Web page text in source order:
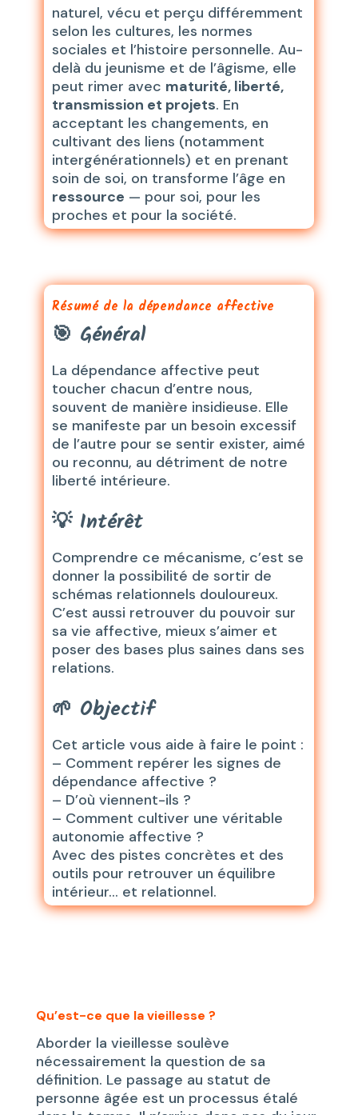
naturel, vécu et perçu différemment
selon les cultures, les normes
sociales et l’histoire personnelle. Au-
delà du jeunisme et de l’âgisme, elle
peut rimer avec maturité, liberté,
transmission et projets. En
acceptant les changements, en
cultivant des liens (notamment
intergénérationnels) et en prenant
soin de soi, on transforme l’âge en
ressource — pour soi, pour les
proches et pour la société.
Résumé de la dépendance affective
🎯 Général
La dépendance affective peut
toucher chacun d’entre nous,
souvent de manière insidieuse. Elle
se manifeste par un besoin excessif
de l’autre pour se sentir exister, aimé
ou reconnu, au détriment de notre
liberté intérieure.
💡 Intérêt
Comprendre ce mécanisme, c’est se
donner la possibilité de sortir de
schémas relationnels douloureux.
C’est aussi retrouver du pouvoir sur
sa vie affective, mieux s’aimer et
poser des bases plus saines dans ses
relations.
🌱 Objectif
Cet article vous aide à faire le point :
– Comment repérer les signes de
dépendance affective ?
– D’où viennent-ils ?
– Comment cultiver une véritable
autonomie affective ?
Avec des pistes concrètes et des
outils pour retrouver un équilibre
intérieur… et relationnel.
Qu’est-ce que la vieillesse ?
Aborder la vieillesse soulève
nécessairement la question de sa
définition. Le passage au statut de
personne âgée est un processus étalé